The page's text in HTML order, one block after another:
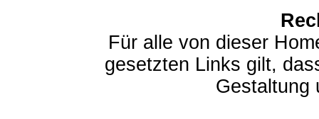
Für alle von dieser
gesetzten Links gilt,
Gestaltung